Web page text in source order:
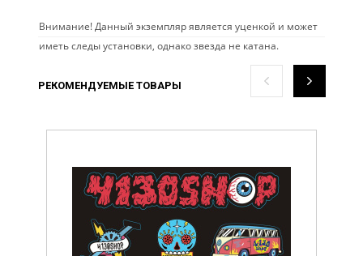
Внимание! Данный экземпляр является уценкой и может
иметь следы установки, однако звезда не катана.
РЕКОМЕНДУЕМЫЕ ТОВАРЫ